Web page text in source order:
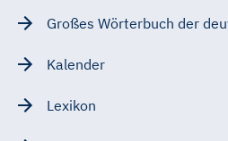
Großes Wörterbuch der
Kalender
Lexikon